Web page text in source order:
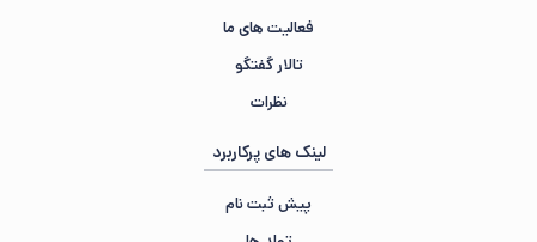
فعالیت های ما
تالار گفتگو
نظرات
لینک های پرکاربرد
پیش ثبت نام